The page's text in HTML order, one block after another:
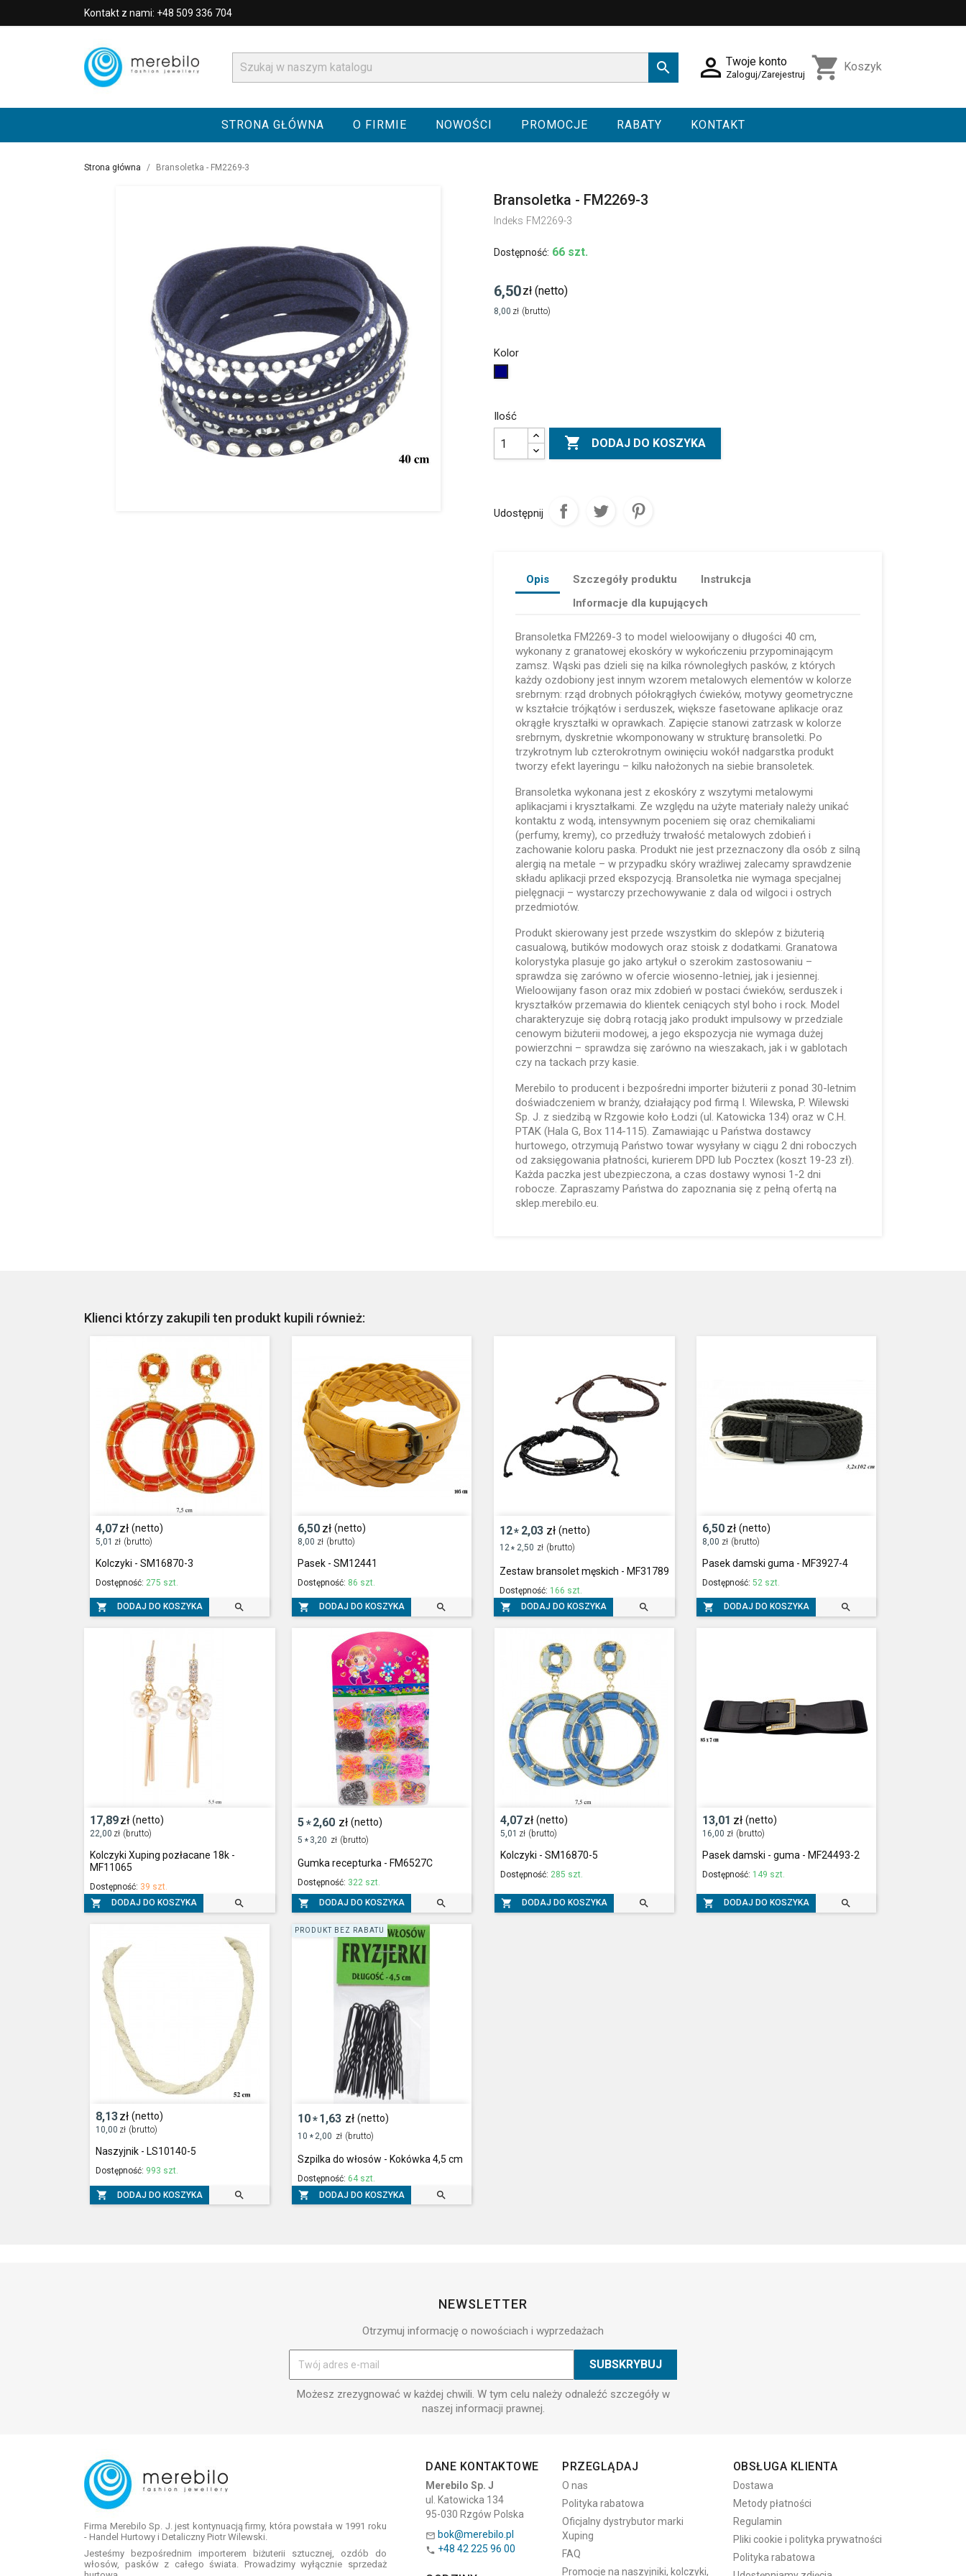
Kontakt z nami: +48 509 336 704
  Twoje konto
Zaloguj/Zarejestruj shopping_cart Koszyk
STRONA GŁÓWNA O FIRMIE NOWOŚCI PROMOCJE RABATY KONTAKT
Strona główna Bransoletka - FM2269-3
Bransoletka - FM2269-3
Indeks FM2269-3
Dostępność: 66 szt.
6,50zł (netto)
8,00 zł (brutto)
Kolor
Ilość
 DODAJ DO KOSZYKA
Udostępnij
Opis Szczegóły produktu
Instrukcja
Informacje dla kupujących
Bransoletka FM2269-3 to model wieloowijany o długości 40 cm,
wykonany z granatowej ekoskóry w wykończeniu przypominającym
zamsz. Wąski pas dzieli się na kilka równoległych pasków, z których
każdy ozdobiony jest innym wzorem metalowych elementów w kolorze
srebrnym: rząd drobnych półokrągłych ćwieków, motywy geometryczne
w kształcie trójkątów i serduszek, większe fasetowane aplikacje oraz
okrągłe kryształki w oprawkach. Zapięcie stanowi zatrzask w kolorze
srebrnym, dyskretnie wkomponowany w strukturę bransoletki. Po
trzykrotnym lub czterokrotnym owinięciu wokół nadgarstka produkt
tworzy efekt layeringu – kilku nałożonych na siebie bransoletek.
Bransoletka wykonana jest z ekoskóry z wszytymi metalowymi
aplikacjami i kryształkami. Ze względu na użyte materiały należy unikać
kontaktu z wodą, intensywnym poceniem się oraz chemikaliami
(perfumy, kremy), co przedłuży trwałość metalowych zdobień i
zachowanie koloru paska. Produkt nie jest przeznaczony dla osób z silną
alergią na metale – w przypadku skóry wrażliwej zalecamy sprawdzenie
składu aplikacji przed ekspozycją. Bransoletka nie wymaga specjalnej
pielęgnacji – wystarczy przechowywanie z dala od wilgoci i ostrych
przedmiotów.
Produkt skierowany jest przede wszystkim do sklepów z biżuterią
casualową, butików modowych oraz stoisk z dodatkami. Granatowa
kolorystyka plasuje go jako artykuł o szerokim zastosowaniu –
sprawdza się zarówno w ofercie wiosenno-letniej, jak i jesiennej.
Wieloowijany fason oraz mix zdobień w postaci ćwieków, serduszek i
kryształków przemawia do klientek ceniących styl boho i rock. Model
charakteryzuje się dobrą rotacją jako produkt impulsowy w przedziale
cenowym biżuterii modowej, a jego ekspozycja nie wymaga dużej
powierzchni – sprawdza się zarówno na wieszakach, jak i w gablotach
czy na tackach przy kasie.
Merebilo to producent i bezpośredni importer biżuterii z ponad 30-letnim
doświadczeniem w branży, działający pod firmą I. Wilewska, P. Wilewski
Sp. J. z siedzibą w Rzgowie koło Łodzi (ul. Katowicka 134) oraz w C.H.
PTAK (Hala G, Box 114-115). Zamawiając u Państwa dostawcy
hurtowego, otrzymują Państwo towar wysyłany w ciągu 2 dni roboczych
od zaksięgowania płatności, kurierem DPD lub Pocztex (koszt 19-23 zł).
Każda paczka jest ubezpieczona, a czas dostawy wynosi 1-2 dni
robocze. Zapraszamy Państwa do zapoznania się z pełną ofertą na
sklep.merebilo.eu.
Klienci którzy zakupili ten produkt kupili również:
4,07zł (netto)
5,01 zł (brutto)
Kolczyki - SM16870-3
Dostępność: 275 szt.
 DODAJ DO KOSZYKA 
6,50 zł (netto)
8,00 zł (brutto)
Pasek - SM12441
Dostępność: 86 szt.
 DODAJ DO KOSZYKA 
12* 2,03 zł (netto)
12* 2,50 zł (brutto)
Zestaw bransolet męskich - MF31789
Dostępność: 166 szt.
 DODAJ DO KOSZYKA 
6,50 zł (netto)
8,00 zł (brutto)
Pasek damski guma - MF3927-4
Dostępność:52 szt.
 DODAJ DO KOSZYKA 
17,89zł (netto)
22,00 zł (brutto)
Kolczyki Xuping pozłacane 18k -
MF11065
Dostępność: 39 szt.
 DODAJ DO KOSZYKA 
5*2,60 zł (netto)
5 * 3,20 zł (brutto)
Gumka recepturka - FM6527C
Dostępność: 322 szt.
 DODAJ DO KOSZYKA 
4,07zł (netto)
5,01 zł (brutto)
Kolczyki - SM16870-5
Dostępność: 285 szt.
 DODAJ DO KOSZYKA 
13,01 zł (netto)
16,00 zł (brutto)
Pasek damski - guma - MF24493-2
Dostępność: 149 szt.
 DODAJ DO KOSZYKA 
8,13zł (netto)
10,00 zł (brutto)
Naszyjnik - LS10140-5
Dostępność: 993 szt.
 DODAJ DO KOSZYKA 
10*1,63 zł (netto)
10 * 2,00 zł (brutto)
Szpilka do włosów - Kokówka 4,5 cm
Dostępność: 64 szt.
 DODAJ DO KOSZYKA 
PRODUKT BEZ RABATU
NEWSLETTER
Otrzymuj informację o nowościach i wyprzedażach
Możesz zrezygnować w każdej chwili. W tym celu należy odnaleźć szczegóły w
naszej informacji prawnej.
Firma Merebilo Sp. J. jest kontynuacją firmy, która powstała w 1991 roku
- Handel Hurtowy i Detaliczny Piotr Wilewski.
Jesteśmy bezpośrednim importerem biżuterii sztucznej, ozdób do
włosów, pasków z całego świata. Prowadzimy wyłącznie sprzedaż
DANE KONTAKTOWE
Merebilo Sp. J
ul. Katowicka 134
95-030 Rzgów Polska
 bok@merebilo.pl
 +48 42 225 96 00
PRZEGLĄDAJ
O nas
Polityka rabatowa
Oficjalny dystrybutor marki
Xuping
FAQ
Promocje na naszyjniki, kolczyki,
OBSŁUGA KLIENTA
Dostawa
Metody płatności
Regulamin
Pliki cookie i polityka prywatności
Polityka rabatowa